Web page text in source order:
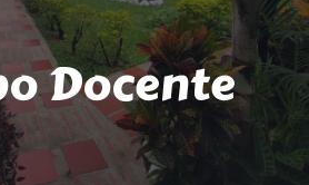
Docente